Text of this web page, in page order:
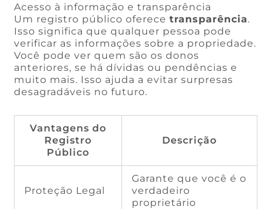
Acesso à informação e transparência
Um registro público oferecetransparência.
Isso significa que qualquer pessoa pode
verificar as informações sobre a propriedade.
Você pode ver quem são os donos
anteriores, se há dívidas ou pendências e
muito mais. Isso ajuda a evitar surpresas
desagradáveis no futuro.
Vantagens do
Registro
Público
Descrição
Proteção Legal
Garante que você é o
verdadeiro
proprietário